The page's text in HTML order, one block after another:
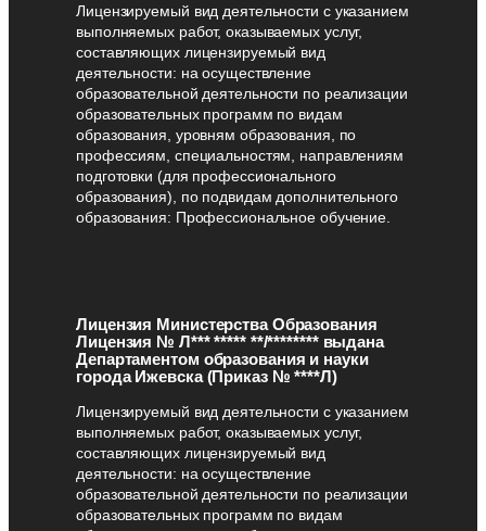
Лицензируемый вид деятельности с указанием
выполняемых работ, оказываемых услуг,
составляющих лицензируемый вид
деятельности: на осуществление
образовательной деятельности по реализации
образовательных программ по видам
образования, уровням образования, по
профессиям, специальностям, направлениям
подготовки (для профессионального
образования), по подвидам дополнительного
образования: Профессиональное обучение.
Лицензия Министерства Образования
Лицензия № Л*** ***** **/******** выдана
Департаментом образования и науки
города Ижевска (Приказ № ****Л)
Лицензируемый вид деятельности с указанием
выполняемых работ, оказываемых услуг,
составляющих лицензируемый вид
деятельности: на осуществление
образовательной деятельности по реализации
образовательных программ по видам